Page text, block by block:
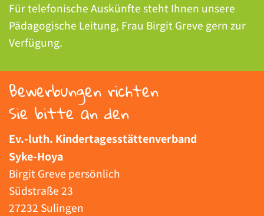
Für telefonische Auskünfte steht Ihnen unsere
Pädagogische Leitung, Frau Birgit Greve gern zur
Verfügung.
Bewerbungen richten
Sie bitte an den
Ev.-luth. Kindertagesstättenverband
Syke-Hoya
Birgit Greve persönlich
Südstraße 23
27232 Sulingen